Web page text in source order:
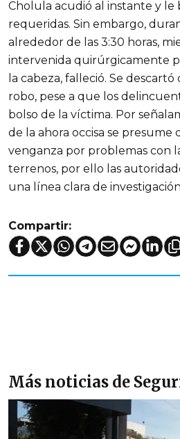
Cholula acudió al instante y le
requeridas. Sin embargo,
alrededor de las 3:30 horas,
intervenida quirúrgicamente
la cabeza, falleció. Se
robo, pese a que los
bolso de la víctima. Por
de la ahora occisa se
venganza por problemas con
terrenos, por ello las
una línea clara de
Compartir:
Más noticias de